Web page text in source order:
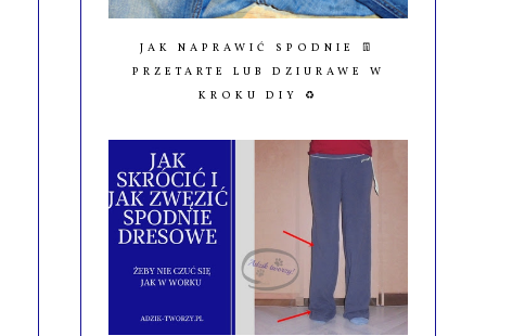
JAK NAPRAWIĆ SPODNIE 👖
PRZETARTE LUB DZIURAWE W
KROKU DIY ♻️